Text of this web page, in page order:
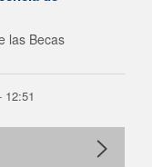
las Becas
12:51